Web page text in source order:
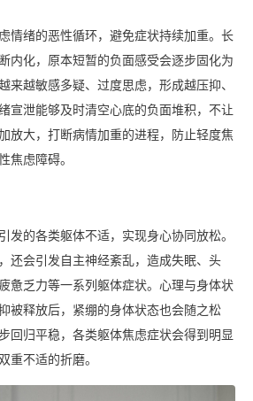
情绪的恶性循环，避免症状持续加重。长
内化，原本短暂的负面感受会逐步固化为
来越敏感多疑、过度思虑，形成越压抑、
宣泄能够及时清空心底的负面堆积，不让
放大，打断病情加重的进程，防止轻度焦
焦虑障碍。
发的各类躯体不适，实现身心协同放松。
还会引发自主神经紊乱，造成失眠、头
惫乏力等一系列躯体症状。心理与身体状
被释放后，紧绷的身体状态也会随之松
回归平稳，各类躯体焦虑症状会得到明显
重不适的折磨。